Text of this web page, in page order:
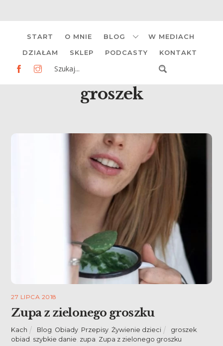
content
START O MNIE BLOG W MEDIACH
DZIAŁAM SKLEP PODCASTY KONTAKT
groszek
27 LIPCA 2018
Zupa z zielonego groszku
Kach Blog Obiady Przepisy ,Żywienie dzieci groszek
obiad szybkie danie zupa Zupa z zielonego groszku